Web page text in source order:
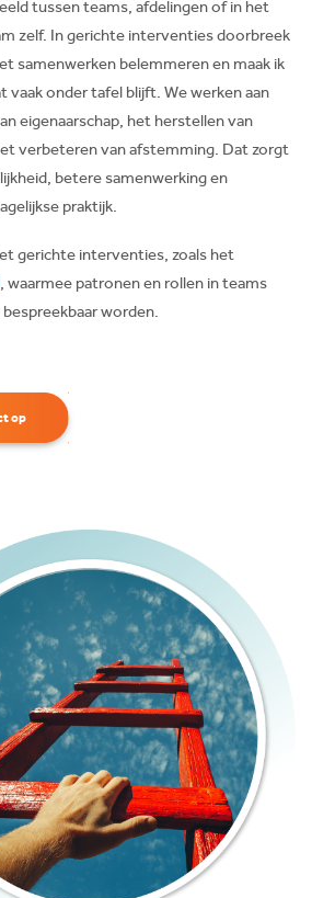
tussen teams, afdelingen of in het
zelf. In gerichte interventies doorbreek
samenwerken belemmeren en maak ik
vaak onder tafel blijft. We werken aan
eigenaarschap, het herstellen van
verbeteren van afstemming. Dat zorgt
betere samenwerking en
praktijk.
gerichte interventies, zoals het
, waarmee patronen en rollen in teams
worden.
op